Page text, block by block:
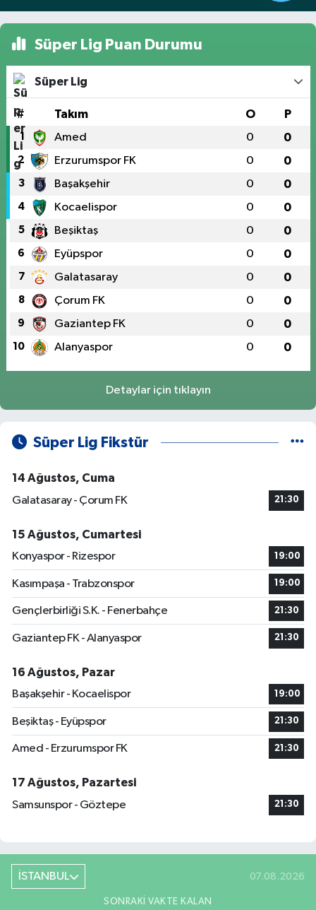
Süper Lig Puan Durumu
Süper Lig
# Takım O P
1 Amed 0 0
2 Erzurumspor FK 0 0
3 Başakşehir 0 0
4 Kocaelispor 0 0
5 Beşiktaş 0 0
6 Eyüpspor 0 0
7 Galatasaray 0 0
8 Çorum FK 0 0
9 Gaziantep FK 0 0
10 Alanyaspor 0 0
Detaylar için tıklayın
Süper Lig Fikstür
14 Ağustos, Cuma
Galatasaray - Çorum FK
21:30
15 Ağustos, Cumartesi
Konyaspor - Rizespor
19:00
Kasımpaşa - Trabzonspor 19:00
Gençlerbirliği S.K. - Fenerbahçe 21:30
Gaziantep FK - Alanyaspor 21:30
16 Ağustos, Pazar
Başakşehir - Kocaelispor
19:00
Beşiktaş - Eyüpspor 21:30
Amed - Erzurumspor FK 21:30
17 Ağustos, Pazartesi
Samsunspor - Göztepe
21:30
İSTANBUL 07.08.2026
SONRAKI VAKTE KALAN